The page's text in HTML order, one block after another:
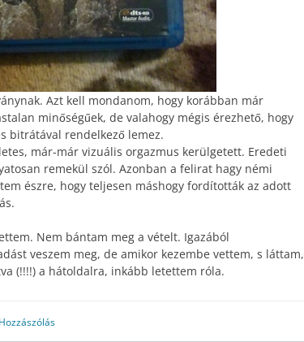
Azt kell mondanom, hogy korábban már
minőségűek, de valahogy mégis érezhető, hogy
bitrátával rendelkező lemez.
már-már vizuális orgazmus kerülgetett. Eredeti
remekül szól. Azonban a felirat hagy némi
észre, hogy teljesen máshogy fordították az adott
Nem bántam meg a vételt. Igazából
veszem meg, de amikor kezembe vettem, s láttam,
(!!!!) a hátoldalra, inkább letettem róla.
Hozzászólás